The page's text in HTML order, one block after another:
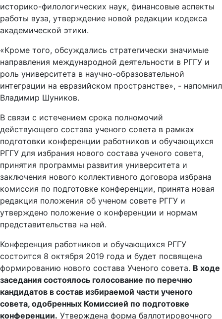
историко-филологических наук, финансовые аспекты
работы вуза, утверждение новой редакции кодекса
академической этики.
«Кроме того, обсуждались стратегически значимые
направления международной деятельности в РГГУ и
роль университета в научно-образовательной
интеграции на евразийском пространстве», - напомнил
Владимир Шуников.
В связи с истечением срока полномочий
действующего состава ученого совета в рамках
подготовки конференции работников и обучающихся
РГГУ для избрания нового состава ученого совета,
принятия программы развития университета и
заключения нового коллективного договора избрана
комиссия по подготовке конференции, принята новая
редакция положения об ученом совете РГГУ и
утверждено положение о конференции и нормам
представительства на ней.
Конференция работников и обучающихся РГГУ
состоится 8 октября 2019 года и будет посвящена
формированию нового состава Ученого совета. В ходе
заседания состоялось голосование по перечню
кандидатов в состав избираемой части ученого
совета, одобренных Комиссией по подготовке
конференции. Утверждена форма баллотировочного